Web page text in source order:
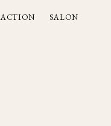
ACTION SALON
ACTION SALON